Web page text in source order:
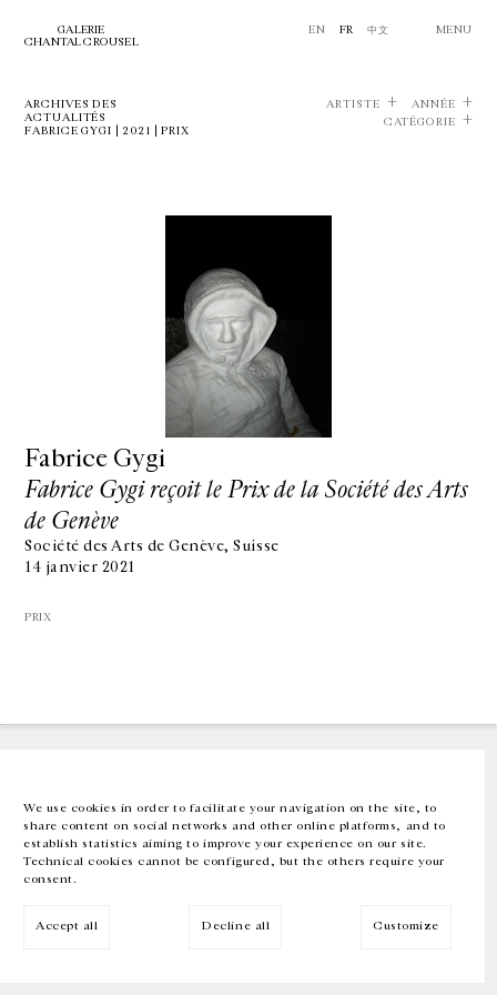
We use cookies in order to facilitate your navigation on the site, to
share content on social networks and other online platforms, and to
establish statistics aiming to improve your experience on our site.
Technical cookies cannot be configured, but the others require your
consent.
Accept all Decline all Customize
GALERIE
CHANTAL CROUSEL
EN FR 中文 MENU
ARCHIVES DES
ACTUALITÉS
FABRICE GYGI | 2021 | PRIX
ARTISTE
ANNÉE
CATÉGORIE
Fabrice Gygi
Fabrice Gygi reçoit le Prix de la Société des Arts
de Genève
Société des Arts de Genève, Suisse
14 janvier 2021
PRIX
GALERIE CHANTAL CROUSEL
10 RUE CHARLOT, 75003 PARIS
EN FR 中文 Facebook Instagram
Inscrivez-vous à notre newsletter